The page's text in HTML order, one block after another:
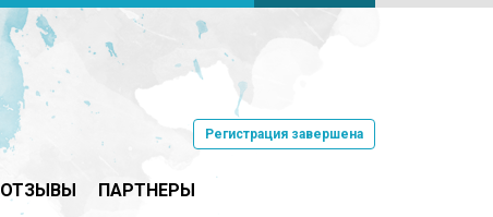
Регистрация завершена
ОТЗЫВЫ ПАРТНЕРЫ